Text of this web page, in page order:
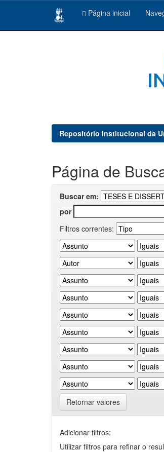
Página inicial
Repositório Institucional da
Página de
Buscar em:
por
Filtros correntes:
Retornar valores
Adicionar filtros:
Utilizar filtros para refinar o